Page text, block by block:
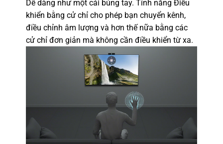
Dễ dàng như một cái búng tay. Tính năng Điều
khiển bằng cử chỉ cho phép bạn chuyển kênh,
điều chỉnh âm lượng và hơn thế nữa bằng các
cử chỉ đơn giản mà không cần điều khiển từ xa.